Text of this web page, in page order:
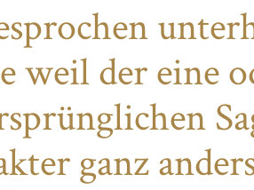
weil der eine
ganz